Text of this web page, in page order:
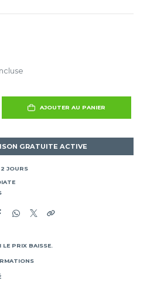
AJOUTER AU PANIER
GRATUITE ACTIVE
2 JOURS
LE PRIX BAISSE.